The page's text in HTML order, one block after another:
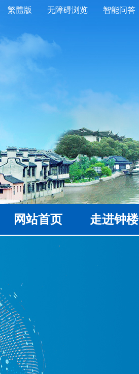
繁體版 无障碍浏览 智能问答
网站首页 走进钟楼